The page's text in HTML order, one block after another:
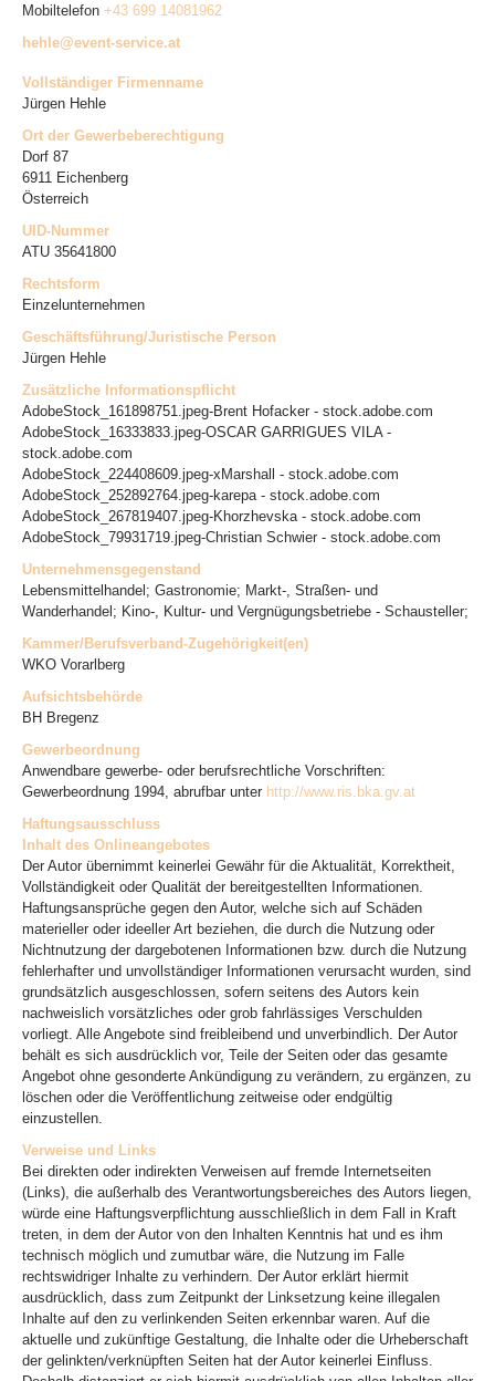
Mobiltelefon +43 699 14081962
hehle@event-service.at
Vollständiger Firmenname
Jürgen Hehle
Ort der Gewerbeberechtigung
Dorf 87
6911 Eichenberg
Österreich
UID-Nummer
ATU 35641800
Rechtsform
Einzelunternehmen
Geschäftsführung/Juristische Person
Jürgen Hehle
Zusätzliche Informationspflicht
AdobeStock_161898751.jpeg-Brent Hofacker - stock.adobe.com
AdobeStock_16333833.jpeg-OSCAR GARRIGUES VILA -
stock.adobe.com
AdobeStock_224408609.jpeg-xMarshall - stock.adobe.com
AdobeStock_252892764.jpeg-karepa - stock.adobe.com
AdobeStock_267819407.jpeg-Khorzhevska - stock.adobe.com
AdobeStock_79931719.jpeg-Christian Schwier - stock.adobe.com
Unternehmensgegenstand
Lebensmittelhandel; Gastronomie; Markt-, Straßen- und
Wanderhandel; Kino-, Kultur- und Vergnügungsbetriebe - Schausteller;
Kammer/Berufsverband-Zugehörigkeit(en)
WKO Vorarlberg
Aufsichtsbehörde
BH Bregenz
Gewerbeordnung
Anwendbare gewerbe- oder berufsrechtliche Vorschriften:
Gewerbeordnung 1994, abrufbar unter http://www.ris.bka.gv.at
Haftungsausschluss
Inhalt des Onlineangebotes
Der Autor übernimmt keinerlei Gewähr für die Aktualität, Korrektheit,
Vollständigkeit oder Qualität der bereitgestellten Informationen.
Haftungsansprüche gegen den Autor, welche sich auf Schäden
materieller oder ideeller Art beziehen, die durch die Nutzung oder
Nichtnutzung der dargebotenen Informationen bzw. durch die Nutzung
fehlerhafter und unvollständiger Informationen verursacht wurden, sind
grundsätzlich ausgeschlossen, sofern seitens des Autors kein
nachweislich vorsätzliches oder grob fahrlässiges Verschulden
vorliegt. Alle Angebote sind freibleibend und unverbindlich. Der Autor
behält es sich ausdrücklich vor, Teile der Seiten oder das gesamte
Angebot ohne gesonderte Ankündigung zu verändern, zu ergänzen, zu
löschen oder die Veröffentlichung zeitweise oder endgültig
einzustellen.
Verweise und Links
Bei direkten oder indirekten Verweisen auf fremde Internetseiten
(Links), die außerhalb des Verantwortungsbereiches des Autors liegen,
würde eine Haftungsverpflichtung ausschließlich in dem Fall in Kraft
treten, in dem der Autor von den Inhalten Kenntnis hat und es ihm
technisch möglich und zumutbar wäre, die Nutzung im Falle
rechtswidriger Inhalte zu verhindern. Der Autor erklärt hiermit
ausdrücklich, dass zum Zeitpunkt der Linksetzung keine illegalen
Inhalte auf den zu verlinkenden Seiten erkennbar waren. Auf die
aktuelle und zukünftige Gestaltung, die Inhalte oder die Urheberschaft
der gelinkten/verknüpften Seiten hat der Autor keinerlei Einfluss.